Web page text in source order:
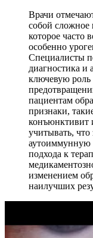
Врачи
собой сложное
которое часто
особенно
Специалисты
диагностика и
ключевую
пациентам
признаки,
конъюнктивит
учитывать,
аутоиммунную
подхода к
изменением
наилучших